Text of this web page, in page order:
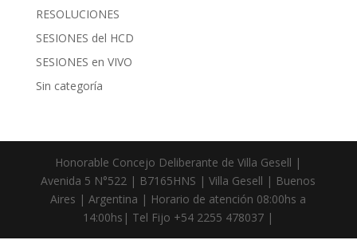
RESOLUCIONES
SESIONES del HCD
SESIONES en VIVO
Sin categoría
Honorable Concejo Deliberante de Villa Gesell |
Avenida 5 N°522 | B7165HNS | Villa Gesell | Buenos
Aires | Argentina | Horario de atención 08:00hs a
14:00hs| Tel Fijo +54 2255 478037 |